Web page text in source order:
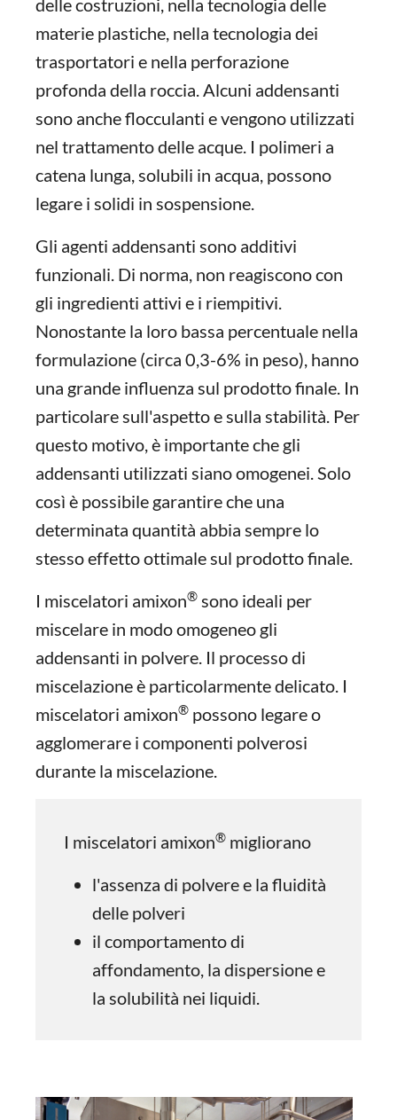
delle costruzioni, nella tecnologia delle
materie plastiche, nella tecnologia dei
trasportatori e nella perforazione
profonda della roccia. Alcuni addensanti
sono anche flocculanti e vengono utilizzati
nel trattamento delle acque. I polimeri a
catena lunga, solubili in acqua, possono
legare i solidi in sospensione.
Gli agenti addensanti sono additivi
funzionali. Di norma, non reagiscono con
gli ingredienti attivi e i riempitivi.
Nonostante la loro bassa percentuale nella
formulazione (circa 0,3-6% in peso), hanno
una grande influenza sul prodotto finale. In
particolare sull'aspetto e sulla stabilità. Per
questo motivo, è importante che gli
addensanti utilizzati siano omogenei. Solo
così è possibile garantire che una
determinata quantità abbia sempre lo
stesso effetto ottimale sul prodotto finale.
I miscelatori amixon® sono ideali per
miscelare in modo omogeneo gli
addensanti in polvere. Il processo di
miscelazione è particolarmente delicato. I
miscelatori amixon® possono legare o
agglomerare i componenti polverosi
durante la miscelazione.
I miscelatori amixon® migliorano
l'assenza di polvere e la fluidità
delle polveri
il comportamento di
affondamento, la dispersione e
la solubilità nei liquidi.